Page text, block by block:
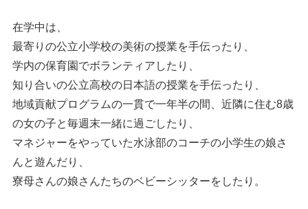
在学中は、
最寄りの公立小学校の美術の授業を手伝ったり、
学内の保育園でボランティアしたり、
知り合いの公立高校の日本語の授業を手伝ったり、
地域貢献プログラムの一貫で一年半の間、近隣に住む8歳
の女の子と毎週末一緒に過ごしたり、
マネジャーをやっていた水泳部のコーチの小学生の娘さ
んと遊んだり、
寮母さんの娘さんたちのベビーシッターをしたり。